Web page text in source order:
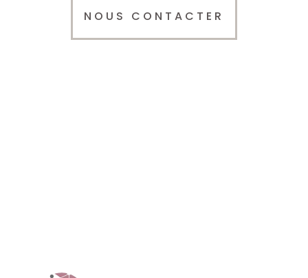
NOUS CONTACTER